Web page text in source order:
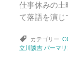
仕事休みの土
て落語を演じ
カテゴリー:
立川談吉 パーマリ